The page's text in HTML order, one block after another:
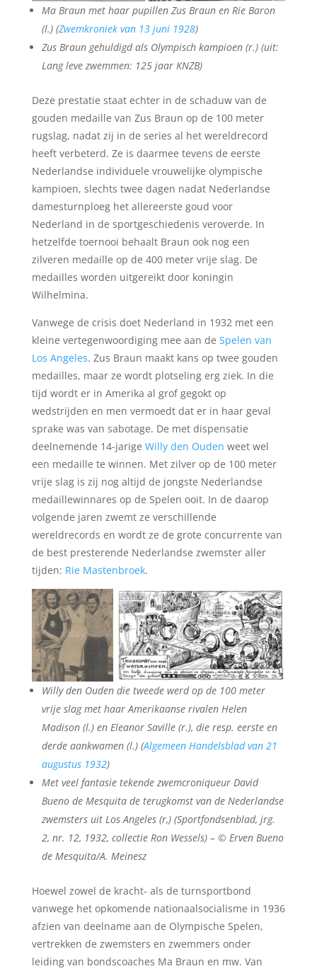
Ma Braun met haar pupillen Zus Braun en Rie Baron
(l.) (Zwemkroniek van 13 juni 1928)
Zus Braun gehuldigd als Olympisch kampioen (r.) (uit:
Lang leve zwemmen: 125 jaar KNZB)
Deze prestatie staat echter in de schaduw van de
gouden medaille van Zus Braun op de 100 meter
rugslag, nadat zij in de series al het wereldrecord
heeft verbeterd. Ze is daarmee tevens de eerste
Nederlandse individuele vrouwelijke olympische
kampioen, slechts twee dagen nadat Nederlandse
damesturnploeg het allereerste goud voor
Nederland in de sportgeschiedenis veroverde. In
hetzelfde toernooi behaalt Braun ook nog een
zilveren medaille op de 400 meter vrije slag. De
medailles worden uitgereikt door koningin
Wilhelmina.
Vanwege de crisis doet Nederland in 1932 met een
kleine vertegenwoordiging mee aan de Spelen van
Los Angeles. Zus Braun maakt kans op twee gouden
medailles, maar ze wordt plotseling erg ziek. In die
tijd wordt er in Amerika al grof gegokt op
wedstrijden en men vermoedt dat er in haar geval
sprake was van sabotage. De met dispensatie
deelnemende 14-jarige Willy den Ouden weet wel
een medaille te winnen. Met zilver op de 100 meter
vrije slag is zij nog altijd de jongste Nederlandse
medaillewinnares op de Spelen ooit. In de daarop
volgende jaren zwemt ze verschillende
wereldrecords en wordt ze de grote concurrente van
de best presterende Nederlandse zwemster aller
tijden: Rie Mastenbroek.
Willy den Ouden die tweede werd op de 100 meter
vrije slag met haar Amerikaanse rivalen Helen
Madison (l.) en Eleanor Saville (r.), die resp. eerste en
derde aankwamen (l.) (Algemeen Handelsblad van 21
augustus 1932)
Met veel fantasie tekende zwemcroniqueur David
Bueno de Mesquita de terugkomst van de Nederlandse
zwemsters uit Los Angeles (r,) (Sportfondsenblad, jrg.
2, nr. 12, 1932, collectie Ron Wessels) – © Erven Bueno
de Mesquita/A. Meinesz
Hoewel zowel de kracht- als de turnsportbond
vanwege het opkomende nationaalsocialisme in 1936
afzien van deelname aan de Olympische Spelen,
vertrekken de zwemsters en zwemmers onder
leiding van bondscoaches Ma Braun en mw. Van